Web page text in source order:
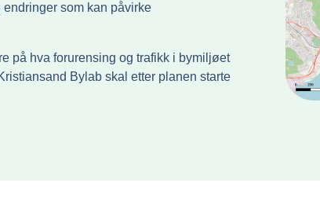
som kan påvirke
på hva forurensing og trafikk i bymiljøet
Bylab skal etter planen starte